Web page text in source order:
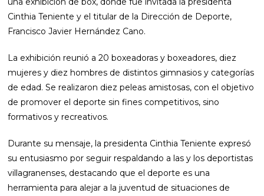
Cinthia Teniente y el titular de la Dirección de Deporte,
Francisco Javier Hernández Cano.
La exhibición reunió a 20 boxeadoras y boxeadores, diez
mujeres y diez hombres de distintos gimnasios y categorías
de edad. Se realizaron diez peleas amistosas, con el objetivo
de promover el deporte sin fines competitivos, sino
formativos y recreativos.
Durante su mensaje, la presidenta Cinthia Teniente expresó
su entusiasmo por seguir respaldando a las y los deportistas
villagranenses, destacando que el deporte es una
herramienta para alejar a la juventud de situaciones de